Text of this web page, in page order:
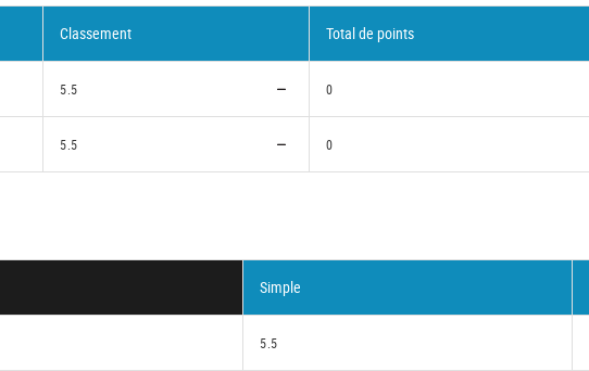
Classement Total de points
5.5 0
5.5 0
Simple
5.5